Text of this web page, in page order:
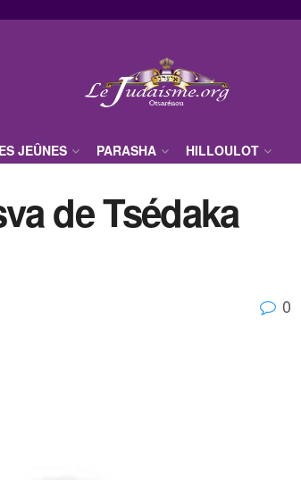
JEÛNES PARASHA HILLOULOT
de Tsédaka
0